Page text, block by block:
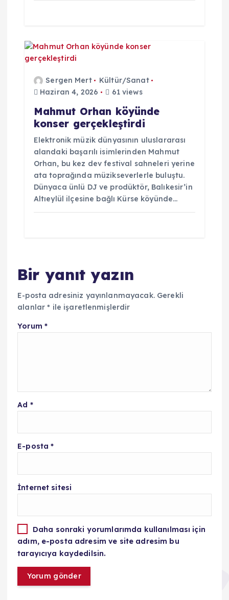
Sergen Mert
Kültür/Sanat
Haziran 4, 2026
61 views
Mahmut Orhan köyünde
konser gerçekleştirdi
Elektronik müzik dünyasının uluslararası
alandaki başarılı isimlerinden Mahmut
Orhan, bu kez dev festival sahneleri yerine
ata toprağında müzikseverlerle buluştu.
Dünyaca ünlü DJ ve prodüktör, Balıkesir’in
Altıeylül ilçesine bağlı Kürse köyünde…
Bir yanıt yazın
E-posta adresiniz yayınlanmayacak. Gerekli
alanlar* ile işaretlenmişlerdir
Yorum *
Ad *
E-posta*
İnternet sitesi
Daha sonraki yorumlarımda kullanılması için
adım, e-posta adresim ve site adresim bu
tarayıcıya kaydedilsin.